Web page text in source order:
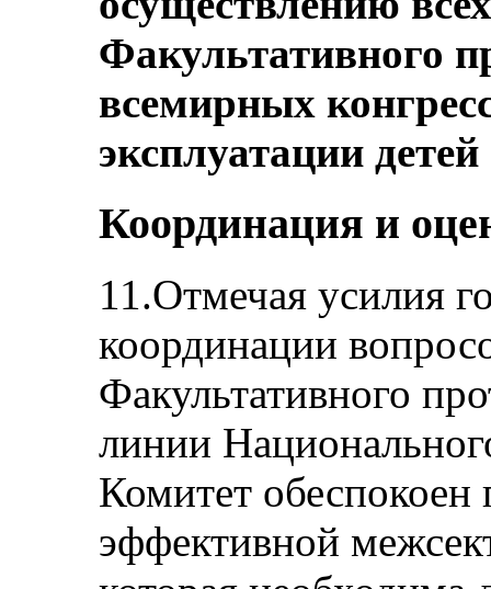
Факультативного
всемирных
эксплуатации
Координация и
11.Отмечая усилия
координации
Факультативного
линии
Комитет обеспокоен
эффективной